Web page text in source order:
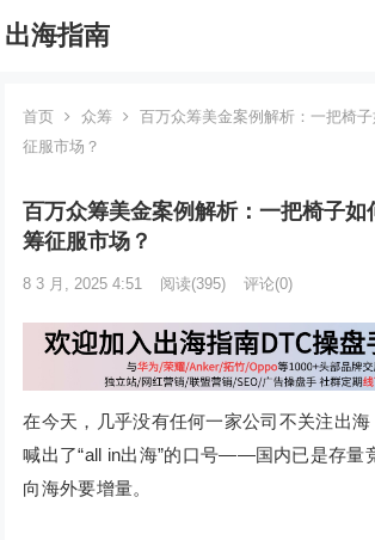
出海指南
首页 众筹
百万众筹美金案例解析：一把椅
征服市场？
百万众筹美金案例解析：一把椅子如
筹征服市场？
8 3 月, 2025 4:51 阅读(395) 评论(0)
在今天，几乎没有任何一家公司不关注出
喊出了“all in出海”的口号——国内已是存量
向海外要增量。